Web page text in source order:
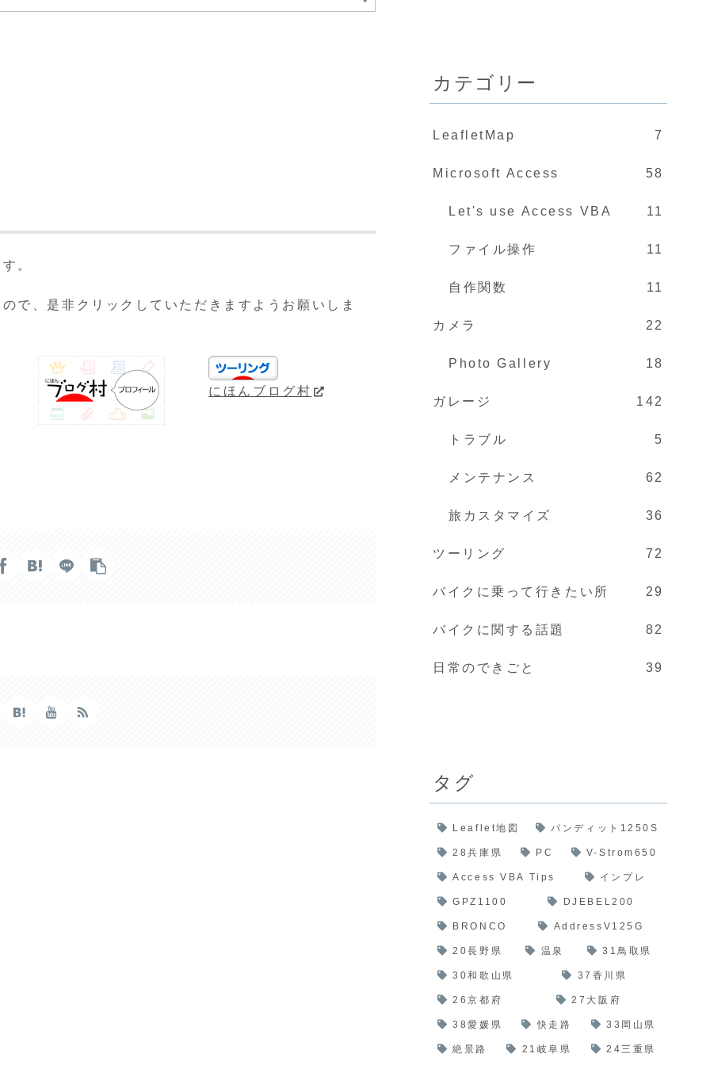
。
で、是非クリックしていただきますようお願いしま
にほんブログ村
カテゴリー
LeafletMap 7
Microsoft Access 58
Let's use Access VBA 11
ファイル操作 11
自作関数 11
カメラ 22
Photo Gallery 18
ガレージ 142
トラブル 5
メンテナンス 62
旅カスタマイズ 36
ツーリング 72
バイクに乗って行きたい所 29
バイクに関する話題 82
日常のできごと 39
タグ
Leaflet地図 バンディット1250S
28兵庫県 PC V-Strom650
Access VBA Tips インプレ
GPZ1100 DJEBEL200
BRONCO AddressV125G
20長野県 温泉 31鳥取県
30和歌山県 37香川県
26京都府 27大阪府
38愛媛県 快走路 33岡山県
絶景路 21岐阜県 24三重県